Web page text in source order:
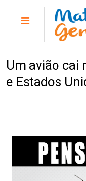
Um avião cai
e Estados